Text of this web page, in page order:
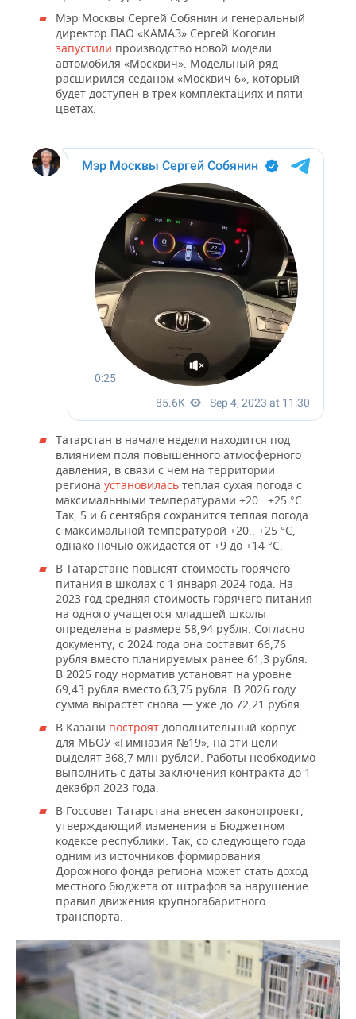
Мэр Москвы Сергей Собянин и генеральный
директор ПАО «КАМАЗ» Сергей Когогин
запустили производство новой модели
автомобиля «Москвич». Модельный ряд
расширился седаном «Москвич 6», который
будет доступен в трех комплектациях и пяти
цветах.
Татарстан в начале недели находится под
влиянием поля повышенного атмосферного
давления, в связи с чем на территории
региона установилась теплая сухая погода с
максимальными температурами +20.. +25 °C.
Так, 5 и 6 сентября сохранится теплая погода
с максимальной температурой +20.. +25 °C,
однако ночью ожидается от +9 до +14 °C.
В Татарстане повысят стоимость горячего
питания в школах с 1 января 2024 года. На
2023 год средняя стоимость горячего питания
на одного учащегося младшей школы
определена в размере 58,94 рубля. Согласно
документу, с 2024 года она составит 66,76
рубля вместо планируемых ранее 61,3 рубля.
В 2025 году норматив установят на уровне
69,43 рубля вместо 63,75 рубля. В 2026 году
сумма вырастет снова — уже до 72,21 рубля.
В Казани построят дополнительный корпус
для МБОУ «Гимназия №19», на эти цели
выделят 368,7 млн рублей. Работы необходимо
выполнить с даты заключения контракта до 1
декабря 2023 года.
В Госсовет Татарстана внесен законопроект,
утверждающий изменения в Бюджетном
кодексе республики. Так, со следующего года
одним из источников формирования
Дорожного фонда региона может стать доход
местного бюджета от штрафов за нарушение
правил движения крупногабаритного
транспорта.